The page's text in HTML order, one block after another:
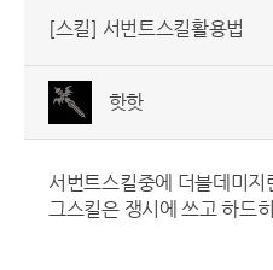
[스킬] 서번트스킬활용법
핫핫
서번트스킬중에 더블데미
그스킬은 쟁시에 쓰고 하드